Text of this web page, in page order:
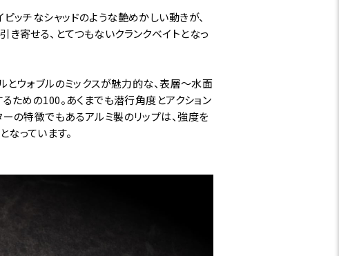
ッチなシャッドのような艶めかしい動きが、
寄せる、とてつもないクランクベイトとなっ
とウォブルのミックスが魅力的な、表層～水面
ための100。あくまでも潜行角度とアクション
の特徴でもあるアルミ製のリップは、強度を
っています。